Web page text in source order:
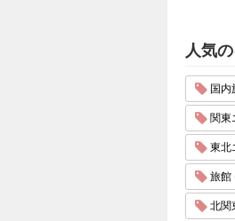
人気
国内
関東
東北
旅館
北関